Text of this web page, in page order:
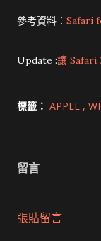
參考資料： Safari
Update :讓 Safari
標籤： APPLE
留言
張貼留言